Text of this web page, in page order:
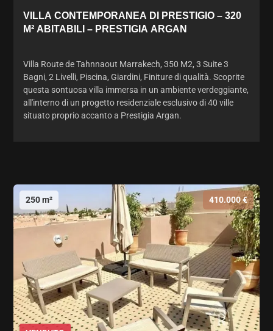
VILLA CONTEMPORANEA DI PRESTIGIO – 320
M² ABITABILI – PRESTIGIA ARGAN
Villa Route de Tahnnaout Marrakech, 350 M2, 3 Suite 3
Bagni, 2 Livelli, Piscina, Giardini, Finiture di qualità. Scoprite
questa sontuosa villa immersa in un ambiente verdeggiante,
all'interno di un progetto residenziale esclusivo di 40 ville
situato proprio accanto a Prestigia Argan.
250 m² 410.000 €